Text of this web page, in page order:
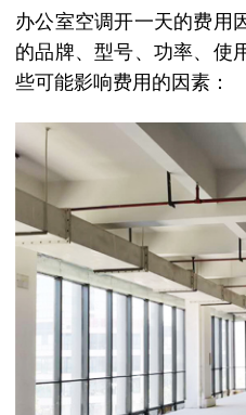
办公室空调开一天的费用
的品牌、型号、功率、使
些可能影响费用的因素：